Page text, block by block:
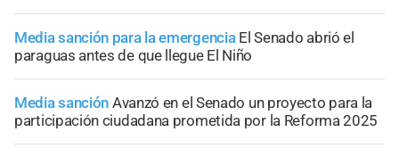
Media sanción para la emergencia El Senado abrió el
paraguas antes de que llegue El Niño
Media sanción Avanzó en el Senado un proyecto para la
participación ciudadana prometida por la Reforma 2025